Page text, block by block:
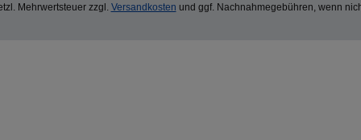
Mehrwertsteuer zzgl. Versandkosten und ggf. Nachnahmegebühren, wenn